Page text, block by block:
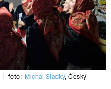
foto: Michal Sladký,Český